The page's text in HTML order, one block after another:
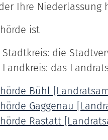
Ihre Niederlassung
ist
die
das
Bühl
Gaggenau
Rastatt